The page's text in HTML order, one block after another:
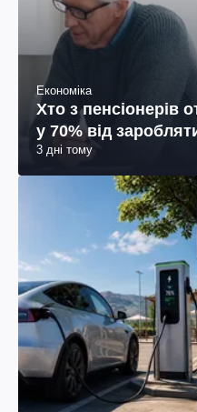
Економіка
Хто з пенсіонерів
у 70% від
3 дні тому